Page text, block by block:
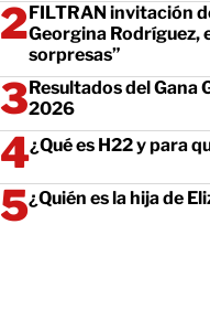
FILTRAN invitación
Georgina Rodríguez,
sorpresas”
Resultados del Gana
2026
¿Qué es H22 y para
¿Quién es la hija de